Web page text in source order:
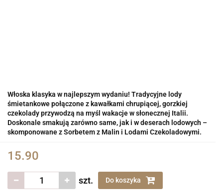
Włoska klasyka w najlepszym wydaniu! Tradycyjne lody
śmietankowe połączone z kawałkami chrupiącej, gorzkiej
czekolady przywodzą na myśl wakacje w słonecznej Italii.
Doskonale smakują zarówno same, jak i w deserach lodowych –
skomponowane z Sorbetem z Malin i Lodami Czekoladowymi.
15.90
szt. Do koszyka